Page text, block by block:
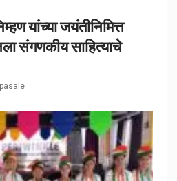
यांच्या जयंतीनिमित्त
संगणकीय साहित्याचे